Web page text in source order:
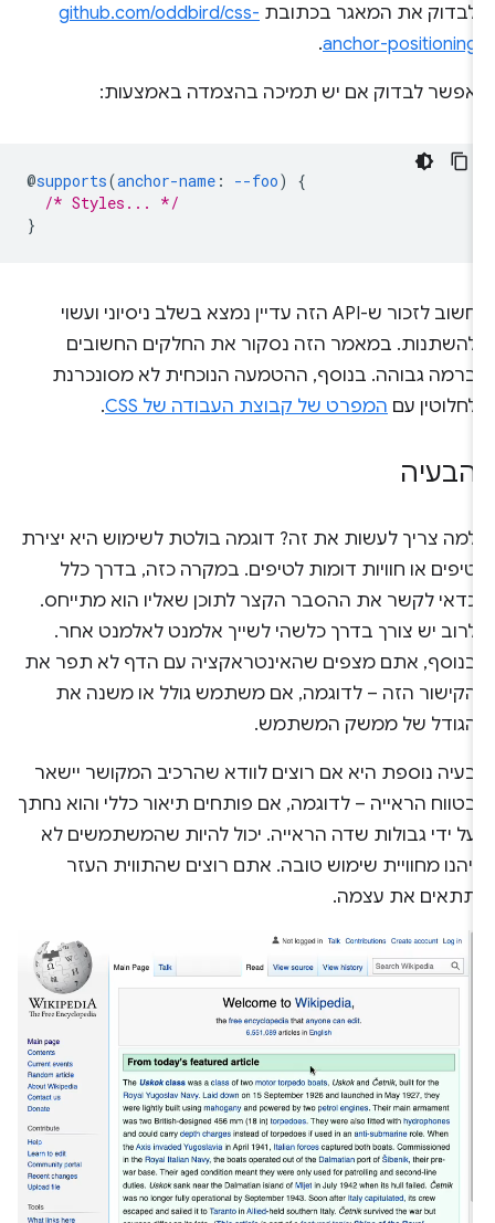
לבדוק את המאגר בכתובתgithub.com/oddbird/css-
anchor-positioning
.
אפשר לבדוק אם יש תמיכה בהצמדה באמצעות:
@supports(anchor-name : --foo )
/* Styles... */
חשוב לזכור ש-API הזה עדיין נמצא בשלב ניסיוני ועשוי
להשתנות. במאמר הזה נסקור את החלקים החשובים
ברמה גבוהה. בנוסף, ההטמעה הנוכחית לא מסונכרנת
לחלוטין עםהמפרט של קבוצת העבודה של CSS .
הבעיה
למה צריך לעשות את זה? דוגמה בולטת לשימוש היא יצירת
טיפים או חוויות דומות לטיפים. במקרה כזה, בדרך כלל
כדאי לקשר את ההסבר הקצר לתוכן שאליו הוא מתייחס.
לרוב יש צורך בדרך כלשהי לשייך אלמנט לאלמנט אחר.
בנוסף, אתם מצפים שהאינטראקציה עם הדף לא תפר את
הקישור הזה – לדוגמה, אם משתמש גולל או משנה את
הגודל של ממשק המשתמש.
בעיה נוספת היא אם רוצים לוודא שהרכיב המקושר יישאר
בטווח הראייה – לדוגמה, אם פותחים תיאור כללי והוא נחתך
על ידי גבולות שדה הראייה. יכול להיות שהמשתמשים לא
ייהנו מחוויית שימוש טובה. אתם רוצים שהתווית העזר
תתאים את עצמה.